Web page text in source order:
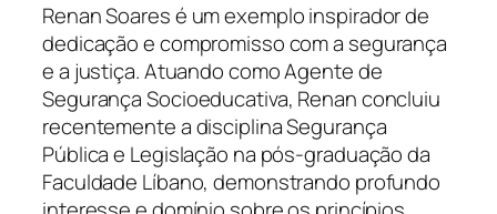
Renan Soares é um exemplo inspirador de
dedicação e compromisso com a segurança
e a justiça. Atuando como Agente de
Segurança Socioeducativa, Renan concluiu
recentemente a disciplina Segurança
Pública e Legislação na pós-graduação da
Faculdade Líbano, demonstrando profundo